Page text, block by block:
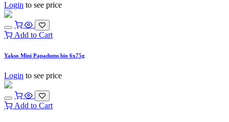
Login to see price
Add to Cart
Yakso Mini Papadums bio 6x75g
Login to see price
Add to Cart